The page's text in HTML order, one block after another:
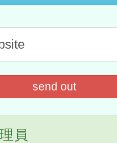
send out
員